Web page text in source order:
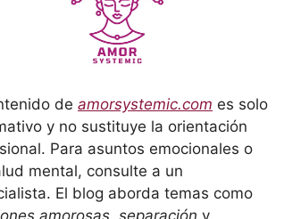
de amorsystemic.com es solo
y no sustituye la orientación
Para asuntos emocionales o
mental, consulte a un
El blog aborda temas como
amorosas, separación y